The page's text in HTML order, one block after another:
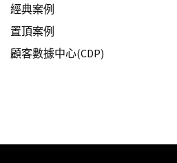
經典案例
置頂案例
顧客數據中心(CDP)